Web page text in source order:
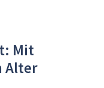
Mit
Alter